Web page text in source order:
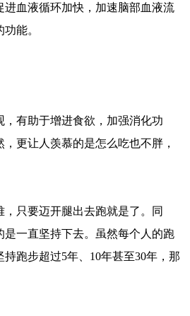
进血液循环加快，加速脑部血液流
能。
有助于增进食欲，加强消化功
更让人羡慕的是怎么吃也不胖，
只要迈开腿出去跑就是了。同
是一直坚持下去。虽然每个人的跑
跑步超过5年、10年甚至30年，那